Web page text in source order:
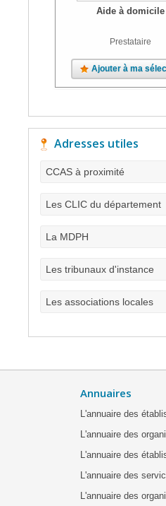
Aide à domicile
Prestataire
Ajouter à ma
Adresses utiles
CCAS à proximité
Les CLIC du département
La MDPH
Les tribunaux d'instance
Les associations locales
Annuaires
L'annuaire des
L'annuaire des
L'annuaire des
L'annuaire des
L'annuaire des